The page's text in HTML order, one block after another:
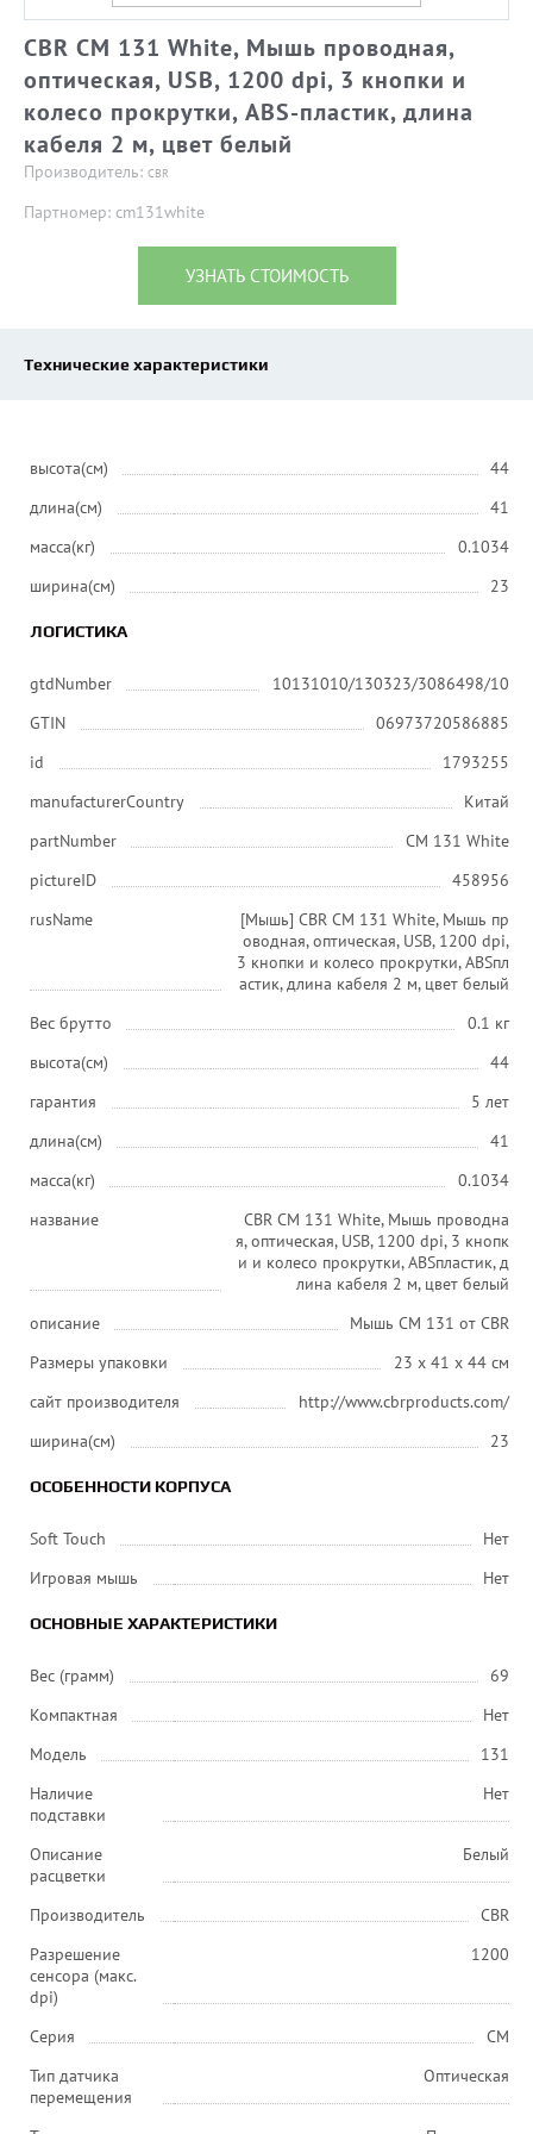
CBR CM 131 White, Мышь проводная,
оптическая, USB, 1200 dpi, 3 кнопки и
колесо прокрутки, ABS-пластик, длина
кабеля 2 м, цвет белый
Производитель: CBR
Партномер: cm131white
УЗНАТЬ СТОИМОСТЬ
Технические характеристики
высота(см)
44
длина(см)
41
масса(кг)
0.1034
ширина(см)
23
ЛОГИСТИКА
gtdNumber
10131010/130323/3086498/10
GTIN
06973720586885
id
1793255
manufacturerCountry
Китай
partNumber
CM 131 White
pictureID
458956
rusName
[Мышь] CBR CM 131 White, Мышь пр
оводная, оптическая, USB, 1200 dpi,
3 кнопки и колесо прокрутки, ABSпл
астик, длина кабеля 2 м, цвет белый
Вес брутто
0.1 кг
высота(см)
44
гарантия
5 лет
длина(см)
41
масса(кг)
0.1034
название
CBR CM 131 White, Мышь проводна
я, оптическая, USB, 1200 dpi, 3 кнопк
и и колесо прокрутки, ABSпластик, д
лина кабеля 2 м, цвет белый
описание
Мышь CM 131 от CBR
Размеры упаковки
23 x 41 x 44 см
сайт производителя
http://www.cbrproducts.com/
ширина(см)
23
ОСОБЕННОСТИ КОРПУСА
Soft Touch
Нет
Игровая мышь
Нет
ОСНОВНЫЕ ХАРАКТЕРИСТИКИ
Вес (грамм)
69
Компактная
Нет
Модель
131
Наличие
подставки
Нет
Описание
расцветки
Белый
Производитель
CBR
Разрешение
сенсора (макс.
dpi)
1200
Серия
CM
Тип датчика
перемещения
Оптическая